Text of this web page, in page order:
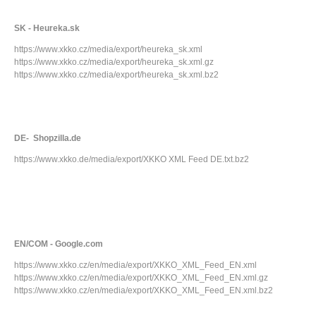
SK - Heureka.sk
https://www.xkko.cz/media/export/heureka_sk.xml
https://www.xkko.cz/media/export/heureka_sk.xml.gz
https://www.xkko.cz/media/export/heureka_sk.xml.bz2
DE- Shopzilla.de
https://www.xkko.de/media/export/XKKO XML Feed DE.txt.bz2
EN/COM - Google.com
https://www.xkko.cz/en/media/export/XKKO_XML_Feed_EN.xml
https://www.xkko.cz/en/media/export/XKKO_XML_Feed_EN.xml.gz
https://www.xkko.cz/en/media/export/XKKO_XML_Feed_EN.xml.bz2